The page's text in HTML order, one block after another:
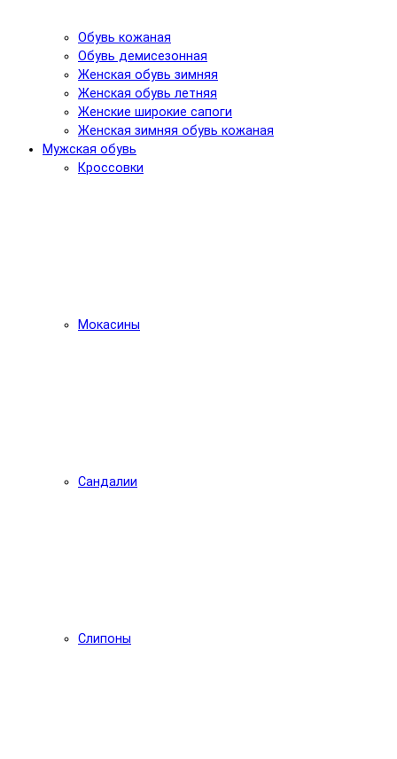
Обувь кожаная
Обувь демисезонная
Женская обувь зимняя
Женская обувь летняя
Женские широкие сапоги
Женская зимняя обувь кожаная
Мужская обувь
Кроссовки
Мокасины
Сандалии
Слипоны